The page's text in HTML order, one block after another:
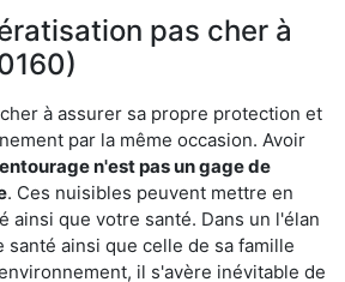
pas cher à
à assurer sa propre protection et
par la même occasion. Avoir
entourage n'est pas un gage de
. Ces nuisibles peuvent mettre en
ainsi que votre santé. Dans un l'élan
santé ainsi que celle de sa famille
il s'avère inévitable de